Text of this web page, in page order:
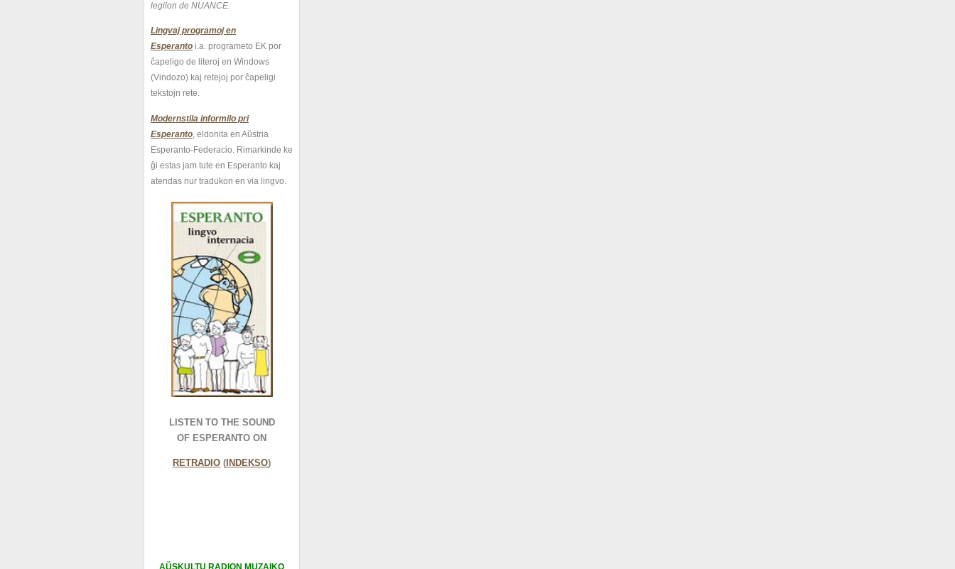
legilon de NUANCE.
Lingvaj programoj en
Esperanto i.a. programeto EK por
ĉapeligo de literoj en Windows
(Vindozo) kaj retejoj por ĉapeligi
tekstojn rete.
Modernstila informilo pri
Esperanto , eldonita en Aŭstria
Esperanto-Federacio. Rimarkinde ke
ĝi estas jam tute en Esperanto kaj
atendas nur tradukon en via lingvo.
LISTEN TO THE SOUND
OF ESPERANTO ON
RETRADIO ( INDEKSO)
AŬSKULTU RADION MUZAIKO